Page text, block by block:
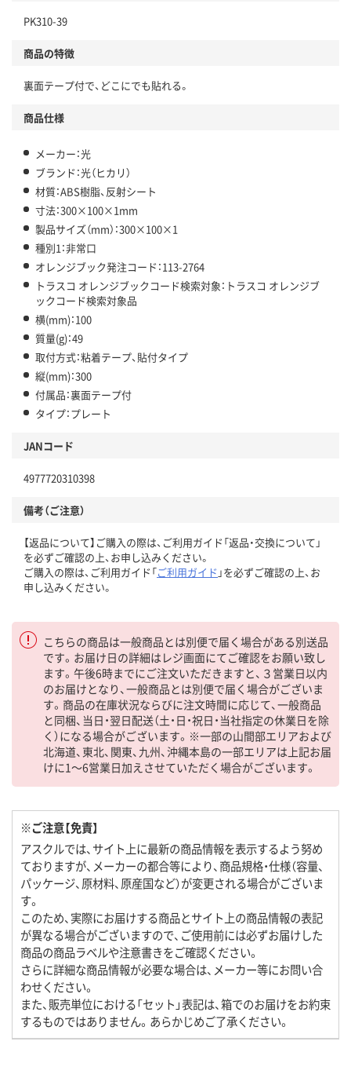
PK310-39
商品の特徴
裏面テープ付で、どこにでも貼れる。
商品仕様
メーカー：光
ブランド：光（ヒカリ）
材質：ABS樹脂、反射シート
寸法：300×100×1mm
製品サイズ（mm）：300×100×1
種別1：非常口
オレンジブック発注コード：113-2764
トラスコ オレンジブックコード検索対象：トラスコ オレンジブ
ックコード検索対象品
横(mm)：100
質量(g)：49
取付方式：粘着テープ、貼付タイプ
縦(mm)：300
付属品：裏面テープ付
タイプ：プレート
JANコード
4977720310398
備考（ご注意）
【返品について】ご購入の際は、ご利用ガイド「返品・交換について」
を必ずご確認の上、お申し込みください。
ご購入の際は、ご利用ガイド「ご利用ガイド 」を必ずご確認の上、お
申し込みください。
こちらの商品は一般商品とは別便で届く場合がある別送品
です。お届け日の詳細はレジ画面にてご確認をお願い致し
ます。午後6時までにご注文いただきますと、３営業日以内
のお届けとなり、一般商品とは別便で届く場合がございま
す。商品の在庫状況ならびに注文時間に応じて、一般商品
と同梱、当日・翌日配送（土・日・祝日・当社指定の休業日を除
く）になる場合がございます。※一部の山間部エリアおよび
北海道、東北、関東、九州、沖縄本島の一部エリアは上記お届
けに1～6営業日加えさせていただく場合がございます。
※ご注意【免責】
アスクルでは、サイト上に最新の商品情報を表示するよう努め
ておりますが、メーカーの都合等により、商品規格・仕様（容量、
パッケージ、原材料、原産国など）が変更される場合がございま
す。
このため、実際にお届けする商品とサイト上の商品情報の表記
が異なる場合がございますので、ご使用前には必ずお届けした
商品の商品ラベルや注意書きをご確認ください。
さらに詳細な商品情報が必要な場合は、メーカー等にお問い合
わせください。
また、販売単位における「セット」表記は、箱でのお届けをお約束
するものではありません。あらかじめご了承ください。